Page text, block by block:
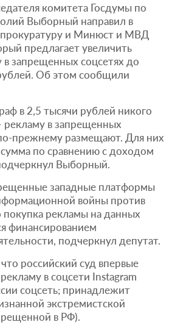
комитета Госдумы по
Выборный направил в
и Минюст и МВД
предлагает увеличить
запрещенных соцсетях до
Об этом сообщили
в 2,5 тысячи рублей никого
рекламу в запрещенных
прежнему размещают. Для них
по сравнению с доходом
Выборный.
западные платформы
войны против
покупка рекламы на данных
финансированием
подчеркнул депутат.
российский суд впервые
в соцсети Instagram
соцсеть; принадлежит
экстремистской
в РФ).